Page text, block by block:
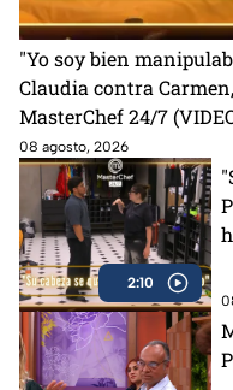
"Yo soy bien
Claudia contra
MasterChef 24/7
08 agosto, 2026
2:10